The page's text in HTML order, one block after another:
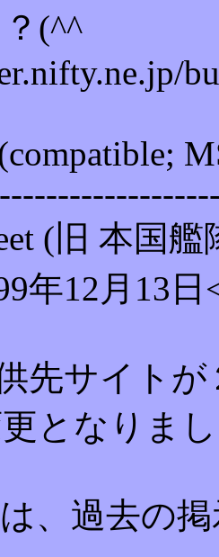
(^^ゞ
(旧 本国
年12月13
先サイト
となりま
、過去の